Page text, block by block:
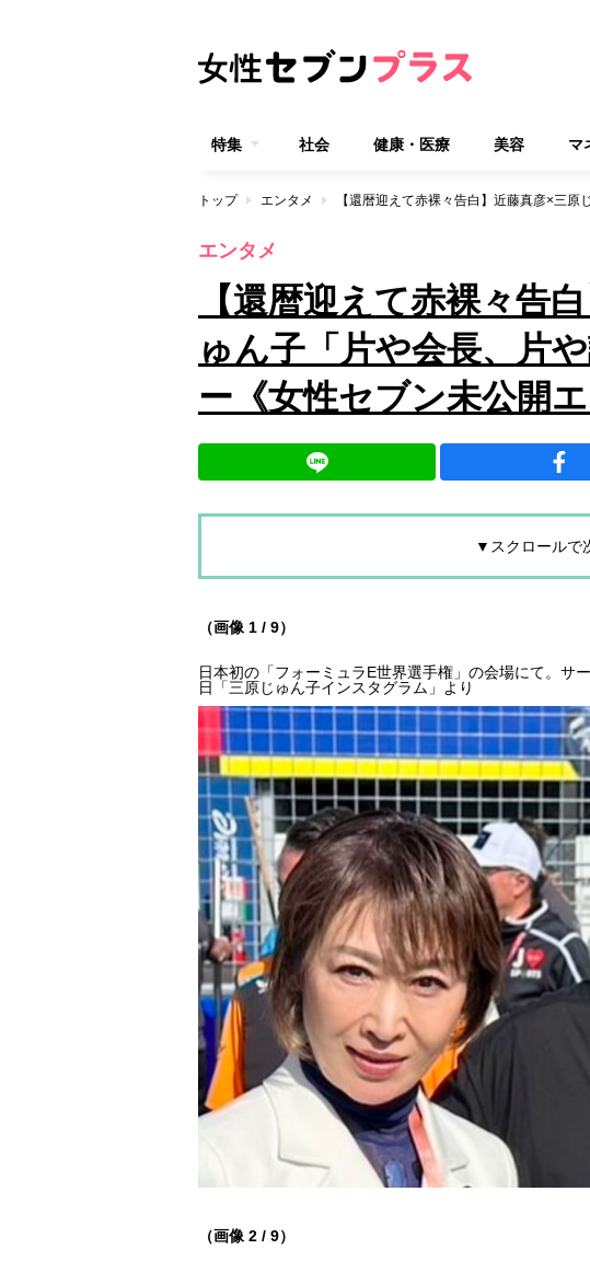
特集 社会 健康・医療 美容 マ
トップ エンタメ
エンタメ
【還暦迎えて赤裸々告
ゅん子「片や会長、片
ー《女性セブン未公開エ
▼スクロールで
（画像 1 / 9）
日本初の「フォーミュラE世界選手権」の会場にて。サ
日「三原じゅん子インスタグラム」より
（画像 2 / 9）